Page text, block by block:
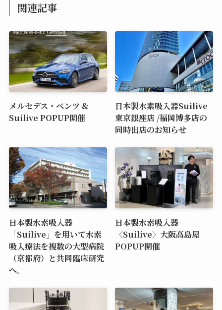
関連記事
メルセデス・ベンツ &
Suilive POPUP開催
日本製水素吸入器Suilive
東京銀座店 /福岡博多店の
同時出店のお知らせ
日本製水素吸入器
「Suilive」を用いて水素
吸入療法を複数の大型病院
（京都府）と共同臨床研究
へ。
日本製水素吸入器
〈Suilive〉大阪高島屋
POPUP開催